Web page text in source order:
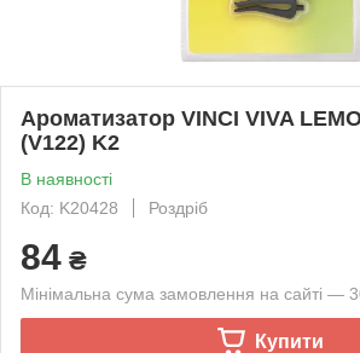
Ароматизатор VINCI VIVA
(V122) K2
В наявності
Код: K20428
Роздріб
84 ₴
Мінімальна сума замовлення на сайті —
Купити